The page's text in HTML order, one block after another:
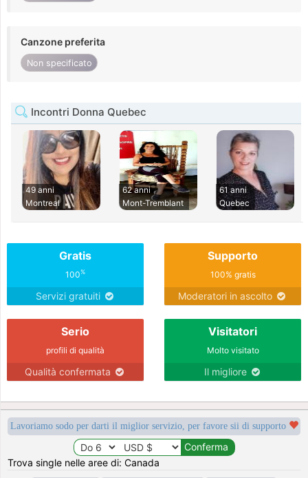
Canzone preferita
Non specificato
Incontri Donna Quebec
49 anni
Montreal
62 anni
Mont-Tremblant
61 anni
Quebec
Gratis
100%
Servizi gratuiti
Supporto
100% gratis
Moderatori in ascolto
Serio
profili di qualità
Qualità confermata
Visitatori
Molto visitato
Il migliore
Lavoriamo sodo per darti il miglior servizio, per favore sii di supporto
Trova single nelle aree di: Canada